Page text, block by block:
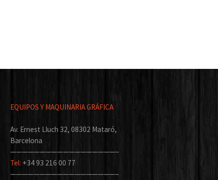
EQUIPOS Y MAQUINARIA GRÁFICA
Av. Ernest Lluch 32, 08302 Mataró,
Barcelona
——————————————————–
Tel: +34 93 216 00 77
——————————————————–